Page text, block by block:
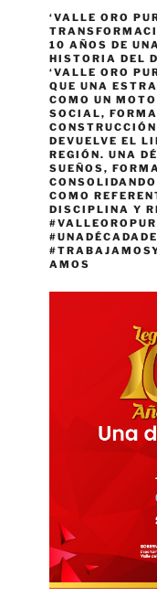
‘VALLE ORO
10 AÑOS DE
HISTORIA DEL
‘VALLE ORO
QUE UNA
COMO UN
SOCIAL,
DEVUELVE EL
REGIÓN. UNA
SUEÑOS,
COMO
DISCIPLINA Y
AMOS